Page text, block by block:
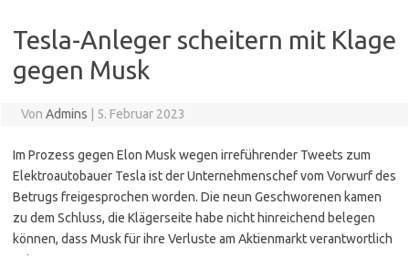
Tesla-Anleger scheitern mit Klage
gegen Musk
Von Admins 5. Februar 2023
Im Prozess gegen Elon Musk wegen irreführender Tweets zum
Elektroautobauer Tesla ist der Unternehmenschef vom Vorwurf des
Betrugs freigesprochen worden. Die neun Geschworenen kamen
zu dem Schluss, die Klägerseite habe nicht hinreichend belegen
können, dass Musk für ihre Verluste am Aktienmarkt verantwortlich